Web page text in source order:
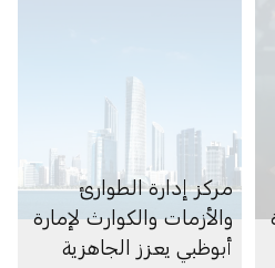
التعليمية التابعة للدائرة
مركز إدارة الطوارئ
والأزمات والكوارث لإمارة
أبوظبي يعزز الجاهزية